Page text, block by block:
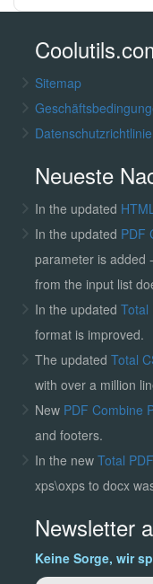
Sitemap
Datenschutzrichtlinie
Neueste
In the updated
In the updated PDF
parameter is added
from the input list
In the updated Total
format is improved.
The updated Total
with over a million
New PDF Combine
and footers.
In the new Total
xps\oxps to docx
Newsletter
Keine Sorge, wir